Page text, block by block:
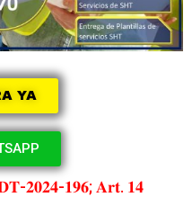
YA
𝟐𝟎𝟐𝟒-𝟏𝟗𝟔; 𝐀𝐫𝐭. 𝟏𝟒